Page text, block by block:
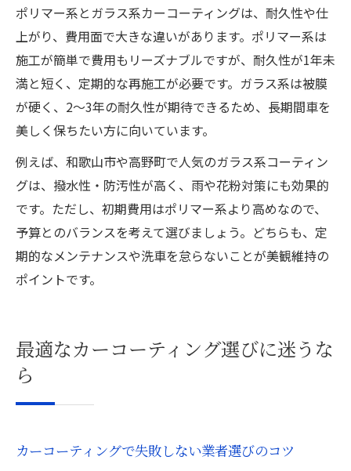
ポリマー系とガラス系カーコーティングは、耐久性や仕
上がり、費用面で大きな違いがあります。ポリマー系は
施工が簡単で費用もリーズナブルですが、耐久性が1年未
満と短く、定期的な再施工が必要です。ガラス系は被膜
が硬く、2～3年の耐久性が期待できるため、長期間車を
美しく保ちたい方に向いています。
例えば、和歌山市や高野町で人気のガラス系コーティン
グは、撥水性・防汚性が高く、雨や花粉対策にも効果的
です。ただし、初期費用はポリマー系より高めなので、
予算とのバランスを考えて選びましょう。どちらも、定
期的なメンテナンスや洗車を怠らないことが美観維持の
ポイントです。
最適なカーコーティング選びに迷うな
ら
カーコーティングで失敗しない業者選びのコツ